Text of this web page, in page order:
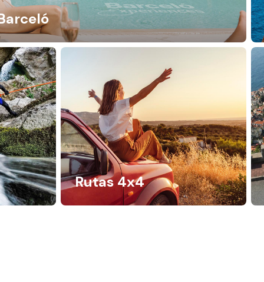
Rutas 4x4